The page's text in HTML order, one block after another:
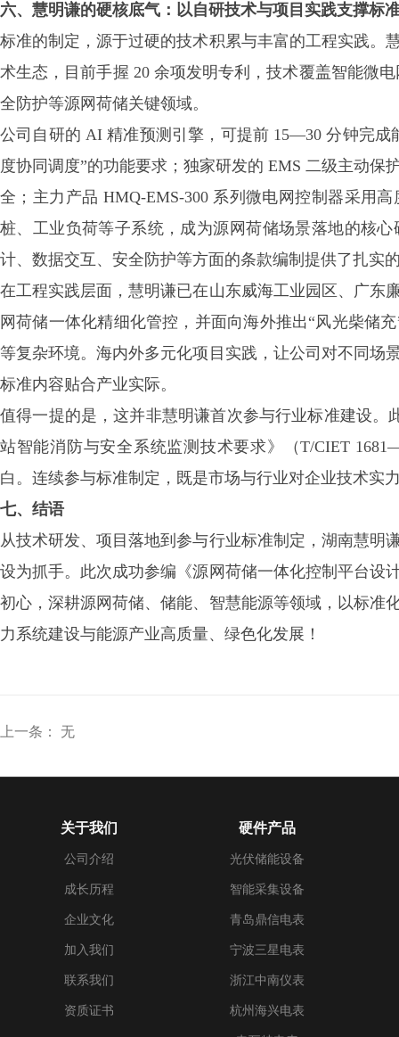
六、慧明谦的硬核底气：以自研技术与项目实践支撑标
标准的制定，源于过硬的技术积累与丰富的工程实践。
术生态，目前手握 20 余项发明专利，技术覆盖智能微
全防护等源网荷储关键领域。
公司自研的 AI 精准预测引擎，可提前 15—30 分钟完成
度协同调度”的功能要求；独家研发的 EMS 二级主动
全；主力产品 HMQ-EMS-300 系列微电网控制器采用
桩、工业负荷等子系统，成为源网荷储场景落地的核
计、数据交互、安全防护等方面的条款编制提供了扎实
在工程实践层面，慧明谦已在山东威海工业园区、广东
网荷储一体化精细化管控，并面向海外推出“风光柴储
等复杂环境。海内外多元化项目实践，让公司对不同场
标准内容贴合产业实际。
值得一提的是，这并非慧明谦首次参与行业标准建设。
站智能消防与安全系统监测技术要求》（T/CIET
白。连续参与标准制定，既是市场与行业对企业技术实
七、结语
从技术研发、项目落地到参与行业标准制定，湖南慧明
设为抓手。此次成功参编《源网荷储一体化控制平台设
初心，深耕源网荷储、储能、智慧能源等领域，以标准
力系统建设与能源产业高质量、绿色化发展！
上一条： 无
关于我们
公司介绍
成长历程
企业文化
加入我们
联系我们
资质证书
硬件产品
光伏储能设备
智能采集设备
青岛鼎信电表
宁波三星电表
浙江中南仪表
杭州海兴电表